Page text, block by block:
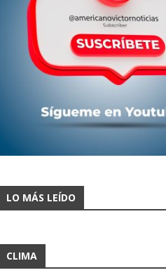
LO MÁS LEÍDO
CLIMA